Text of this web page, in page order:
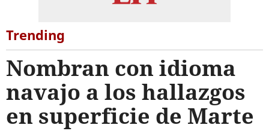
Trending
Nombran con idioma
navajo a los hallazgos
en superficie de Marte